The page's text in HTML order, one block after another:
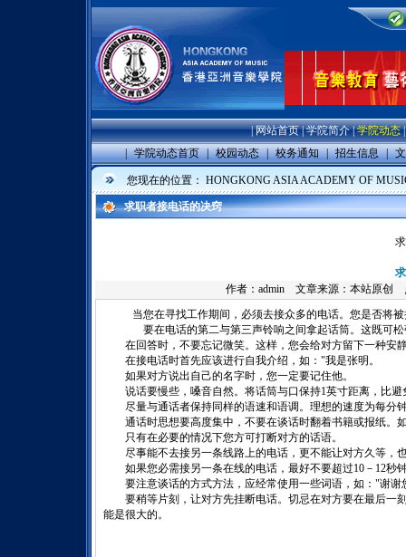
|网站首页|学院简介|学院动态
| 学院动态首页 | 校园动态 | 校务通知 | 招生信息 |
您现在的位置： HONGKONG ASIA ACADEMY OF
求职者接电话的决窍
作者： admin文章来源：本站原创
当您在寻找工作期间，必须去接众多的电话。您是否将
要在电话的第二与第三声铃响之间拿起话筒。这既可松
在回答时，不要忘记微笑。这样，您会给对方留下一种安
在接电话时首先应该进行自我介绍，如： "我是张明。
如果对方说出自己的名字时，您一定要记住他。
说话要慢些，嗓音自然。将话筒与口保持1英寸距离，比避
尽量与通话者保持同样的语速和语调。理想的速度为每分
通话时思想要高度集中，不要在谈话时翻着书籍或报纸。
只有在必要的情况下您方可打断对方的话语。
尽事能不去接另一条线路上的电话，更不能让对方久等，
如果您必需接另一条在线的电话，最好不要超过10 － 12秒
要注意谈话的方式方法，应经常使用一些词语，如： "谢谢
要稍等片刻，让对方先挂断电话。切忌在对方要在最后一
能是很大的。